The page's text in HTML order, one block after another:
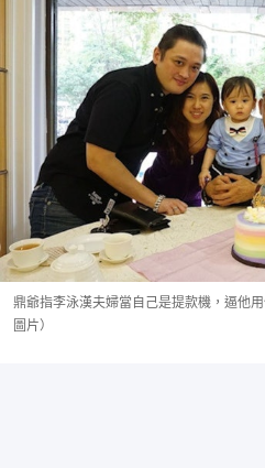
鼎爺指李泳漢夫婦當自己是提款機，逼他
圖片）